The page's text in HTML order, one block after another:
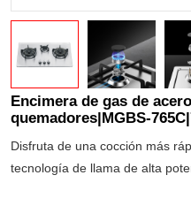
Encimera de gas de
quemadores|MGBS-
Disfruta de una cocción más
tecnología de llama de alta